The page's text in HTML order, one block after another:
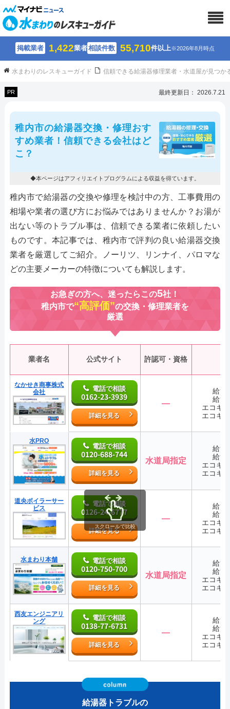
掲載業者 1,422業者相談件数 55,710件以上※2026年8月時点
水まわりのレスキューガイド 信頼できる給湯器修理業者・水道屋が見つか
PR 最終更新日： 2026.7.21
稚内市の給湯器交換・修理おす
すめ業者！信頼できる会社はど
こ？
◆本ページはアフィリエイトプログラムによる収益を得ています。
稚内市で給湯器の交換や修理を検討中の方、工事費用の
相場や業者の選び方にお悩みではありませんか？お湯が
出ない等のトラブル事は、信頼できる業者に依頼したい
ものです。本記事では、稚内市で評判の良い給湯器交換
業者を厳選してご紹介。ノーリツ、リンナイ、パロマな
どの主要メーカーの特徴についても解説します。
お急ぎの方へ、迷ったらこの5社！
稚内市で“高評価”の交換・修理業者を
厳選
業者名 公式サイト 許認可・資格
なかせき商事株式
会社
電話で相談
0162-23-3939
詳細を見る
―
給湯
給湯
エコキ
エコキ
水PRO
電話で相談
0120-688-744
詳細を見る
水道局指定
給湯
給湯
エコキ
エコキ
道央ボイラーサー
ビス
電話で相談
0126-24-6777
詳細を見る
―
給湯
給湯
エコキ
エコキ
水まわり本舗 電話で相談
0120-750-700
詳細を見る
水道局指定
給湯
給湯
エコキ
エコキ
西友エンジニアリ
ング
電話で相談
0138-77-6731
詳細を見る
―
給湯
給湯
エコキ
エコキ
スクロールで比較
給湯器トラブルの